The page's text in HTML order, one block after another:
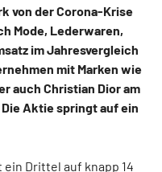
von der Corona-Krise
Mode, Lederwaren,
im Jahresvergleich
mit Marken wie
auch Christian Dior am
Aktie springt auf ein
Drittel auf knapp 14